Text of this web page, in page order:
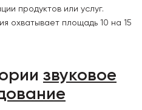
продуктов или услуг.
охватывает площадь 10 на 15
звуковое